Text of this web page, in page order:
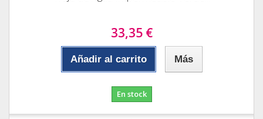
33,35 €
Añadir al carrito Más
En stock